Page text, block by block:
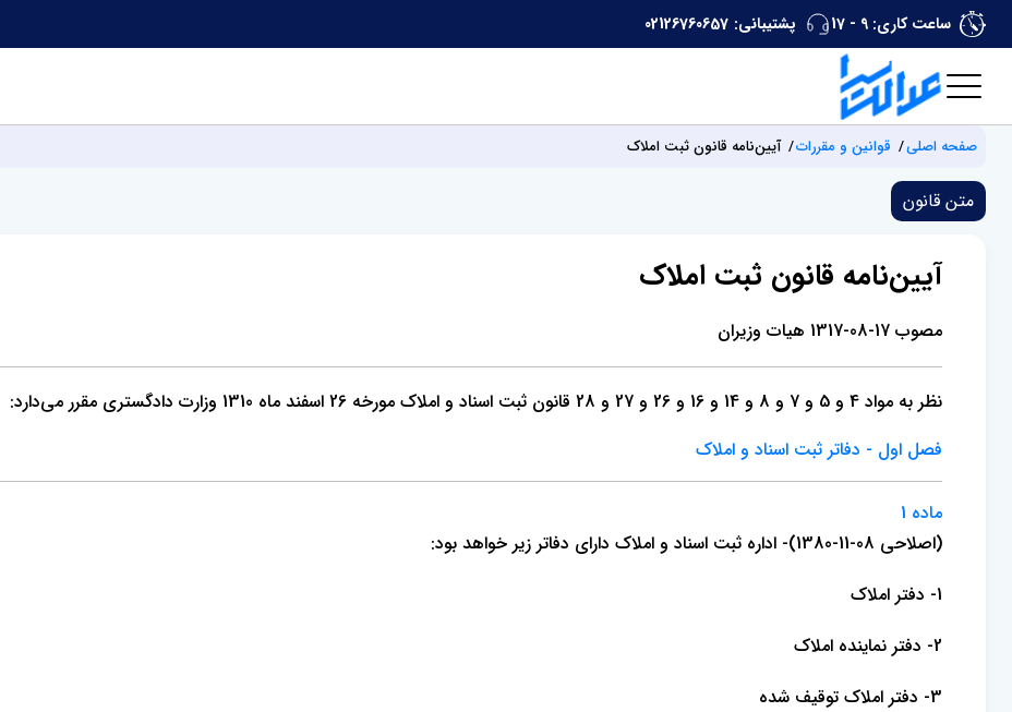
ساعت کاری: 9 - 17 پشتیبانی: 02126760657
صفحه اصلی قوانین و مقررات آیین‌نامه قانون ثبت املاک
متن قانون
آیین‌نامه قانون ثبت املاک
مصوب 17-08-1317 هیات وزیران
نظر به مواد 4 و 5 و 7 و 8 و 14 و 16 و 26 و 27 و 28 قانون ثبت اسناد و املاک مورخه 26 اسفند ماه 1310 وزارت دادگستری مقرر می‌دارد:
فصل اول - دفاتر ثبت اسناد و املاک
ماده 1
(اصلاحی 08-11-1380)- اداره ثبت اسناد و املاک دارای دفاتر زیر خواهد بود:
1- دفتر املاک
2- دفتر نماینده املاک
3- دفتر املاک توقیف شده